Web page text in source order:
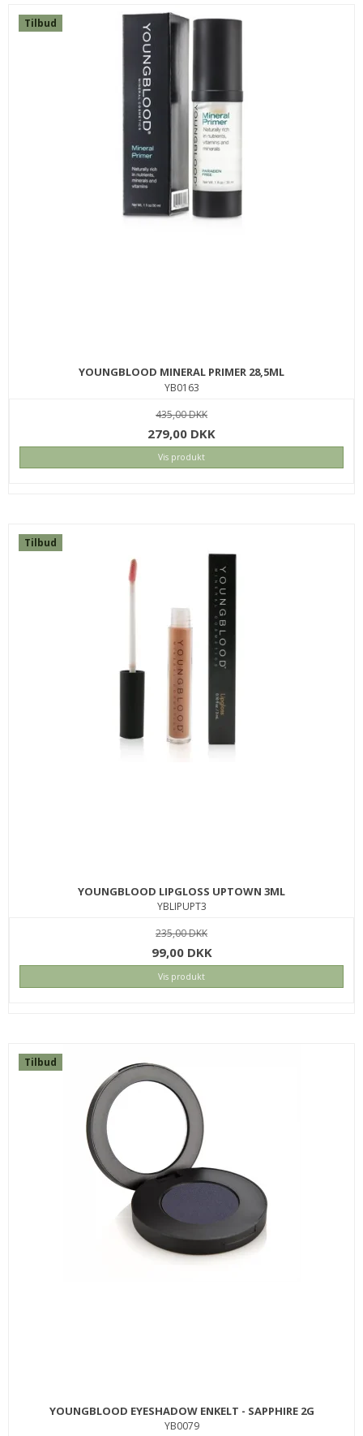
INNERSENSE HYDRATING CREAM HAIRBATH 295ML
ISHYSH295
230,00 DKK
199,00 DKK
GOLDWELL DUALSENSES ULTRA VOLUME BODIFYING
SHAMPOO 1000 ML
408GBOOSSH1000
MILK_SHAKE GLISTENING MILK 125 ML.
MSGLIMIL125
229,00 DKK
119,00 DKK
Tilbud
YOUNGBLOOD MINERAL PRIMER 28,5ML
YB0163
435,00 DKK
279,00 DKK
Vis produkt
Tilbud
YOUNGBLOOD LIPGLOSS UPTOWN 3ML
YBLIPUPT3
235,00 DKK
99,00 DKK
Vis produkt
Tilbud
YOUNGBLOOD EYESHADOW ENKELT - SAPPHIRE 2G
YB0079